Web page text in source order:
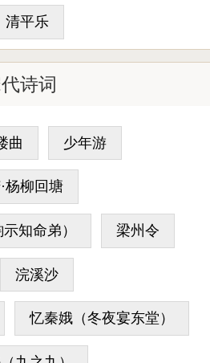
清平乐
诗词
曲 少年游
杨柳回塘
知命弟） 梁州令
浣溪沙
忆秦娥（冬夜宴东堂）